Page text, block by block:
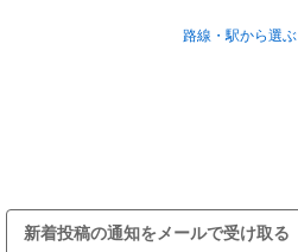
路線・駅から選ぶ
新着投稿の通知をメールで受け取る